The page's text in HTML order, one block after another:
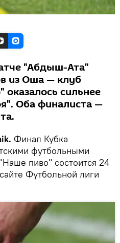
"Абдыш-Ата"
из Оша — клуб
сильнее
Оба финалиста —
Финал Кубка
футбольными
пиво" состоится 24
Футбольной лиги